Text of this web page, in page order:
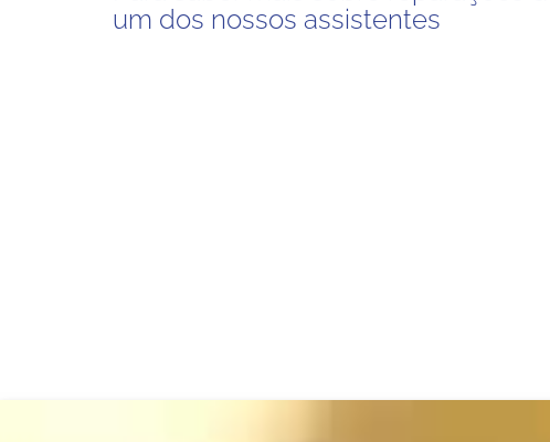
um dos nossos assistentes